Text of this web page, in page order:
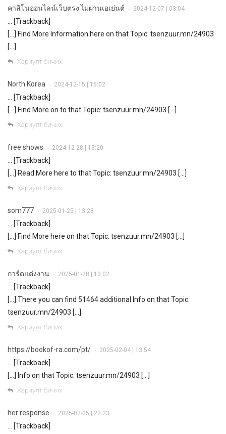
คาสิโนออนไลน์เว็บตรง ไม่ผ่านเอเย่นต์ • 2024-12-07 | 03:04
… [Trackback]
[…] Find More Information here on that Topic: tsenzuur.mn/24903
[…]
Хариулт бичих
North Korea • 2024-12-15 | 15:02
… [Trackback]
[…] Find More on to that Topic: tsenzuur.mn/24903 […]
Хариулт бичих
free shows • 2024-12-28 | 13:20
… [Trackback]
[…] Read More here to that Topic: tsenzuur.mn/24903 […]
Хариулт бичих
som777 • 2025-01-25 | 13:28
… [Trackback]
[…] Find More here on that Topic: tsenzuur.mn/24903 […]
Хариулт бичих
การ์ดแต่งงาน • 2025-01-28 | 13:02
… [Trackback]
[…] There you can find 51464 additional Info on that Topic:
tsenzuur.mn/24903 […]
Хариулт бичих
https://bookof-ra.com/pt/ • 2025-02-04 | 13:54
… [Trackback]
[…] Info on that Topic: tsenzuur.mn/24903 […]
Хариулт бичих
her response • 2025-02-05 | 22:23
… [Trackback]